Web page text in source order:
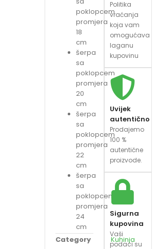
poklopcem
promjera
18
cm
šerpa
sa
poklopcem
promjera
20
cm
šerpa
sa
poklopcem
promjera
22
cm
šerpa
sa
poklopcem
promjera
24
cm
Category
Kuhinja
Politika
vraćanja
koja vam
omogućava
laganu
kupovinu
Uvijek
autentično
Prodajemo
100 %
autentične
proizvode.
Sigurna
kupovina
Vaši
podaci su